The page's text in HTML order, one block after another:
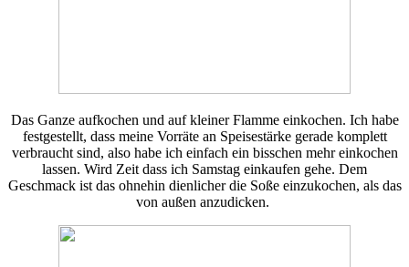
Das Ganze aufkochen und auf kleiner Flamme einkochen. Ich habe
festgestellt, dass meine Vorräte an Speisestärke gerade komplett
verbraucht sind, also habe ich einfach ein bisschen mehr einkochen
lassen. Wird Zeit dass ich Samstag einkaufen gehe. Dem
Geschmack ist das ohnehin dienlicher die Soße einzukochen, als das
von außen anzudicken.